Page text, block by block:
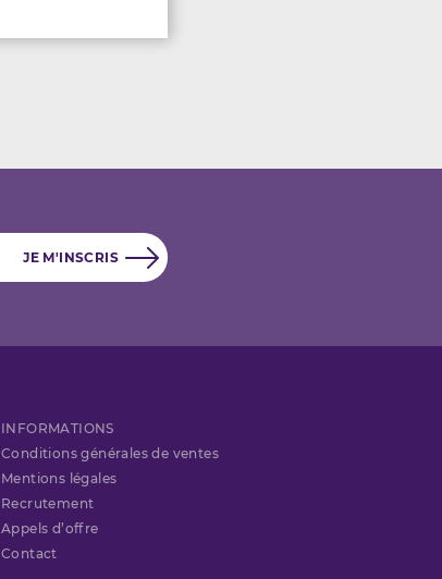
INFORMATIONS
Conditions générales de ventes
Mentions légales
Recrutement
Appels d’offre
Contact